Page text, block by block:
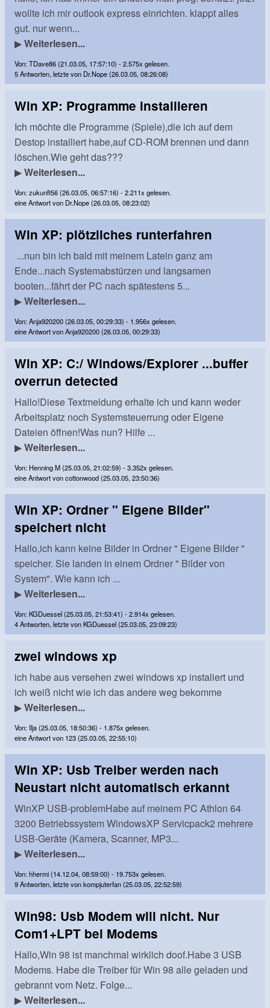
wollte ich mir outlook express einrichten. klappt alles
gut. nur wenn...
▶Weiterlesen...
Von: TDave86 (21.03.05, 17:57:10) - 2.575x gelesen.
5 Antworten, letzte von Dr.Nope (26.03.05, 08:26:08)
Win XP: Programme installieren
Ich möchte die Programme (Spiele),die ich auf dem
Destop installiert habe,auf CD-ROM brennen und dann
löschen.Wie geht das???
▶Weiterlesen...
Von: zukunft56 (26.03.05, 06:57:16) - 2.211x gelesen.
eine Antwort von Dr.Nope (26.03.05, 08:23:02)
Win XP: plötzliches runterfahren
...nun bin ich bald mit meinem Latein ganz am
Ende...nach Systemabstürzen und langsamen
booten...fährt der PC nach spätestens 5...
▶Weiterlesen...
Von: Anja920200 (26.03.05, 00:29:33) - 1.956x gelesen.
eine Antwort von Anja920200 (26.03.05, 00:29:33)
Win XP: C:/ Windows/Explorer ...buffer
overrun detected
Hallo!Diese Textmeldung erhalte ich und kann weder
Arbeitsplatz noch Systemsteuerrung oder Eigene
Dateien öffnen!Was nun? Hilfe ...
▶Weiterlesen...
Von: Henning M (25.03.05, 21:02:59) - 3.352x gelesen.
eine Antwort von cottonwood (25.03.05, 23:50:36)
Win XP: Ordner " Eigene Bilder"
speichert nicht
Hallo,ich kann keine Bilder in Ordner " Eigene Bilder "
speicher. Sie landen in einem Ordner " Bilder von
System". Wie kann ich ...
▶Weiterlesen...
Von: KGDuessel (25.03.05, 21:53:41) - 2.914x gelesen.
4 Antworten, letzte von KGDuessel (25.03.05, 23:09:23)
zwei windows xp
ich habe aus versehen zwei windows xp instaliert und
ich weiß nicht wie ich das andere weg bekomme
▶Weiterlesen...
Von: Ilja (25.03.05, 18:50:36) - 1.875x gelesen.
eine Antwort von 123 (25.03.05, 22:55:10)
Win XP: Usb Treiber werden nach
Neustart nicht automatisch erkannt
WinXP USB-problemHabe auf meinem PC Athlon 64
3200 Betriebssystem WindowsXP Servicpack2 mehrere
USB-Geräte (Kamera, Scanner, MP3...
▶Weiterlesen...
Von: hhermi (14.12.04, 08:59:00) - 19.753x gelesen.
9 Antworten, letzte von kompjuterfan (25.03.05, 22:52:59)
Win98: Usb Modem will nicht. Nur
Com1+LPT bei Modems
Hallo,Win 98 ist manchmal wirklich doof.Habe 3 USB
Modems. Habe die Treiber für Win 98 alle geladen und
gebrannt vom Netz. Folge...
▶Weiterlesen...